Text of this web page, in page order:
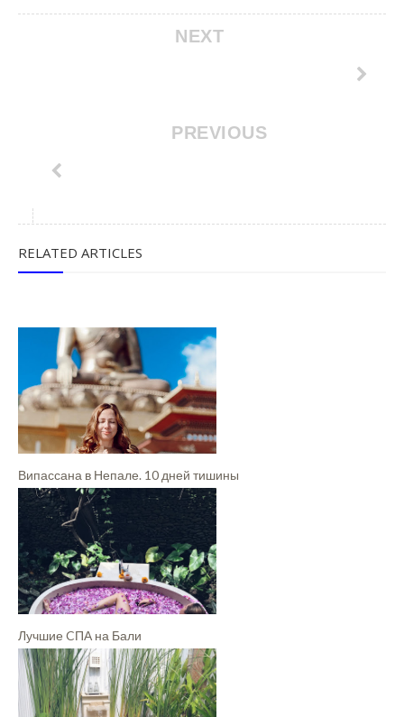
NEXT
PREVIOUS
RELATED ARTICLES
Випассана в Непале. 10 дней тишины
Лучшие CПА на Бали